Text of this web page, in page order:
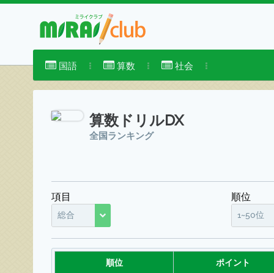
国語 算数 社会
算数ドリルDX
全国ランキング
項目
総合
順位
1~50位
順位 ポイント